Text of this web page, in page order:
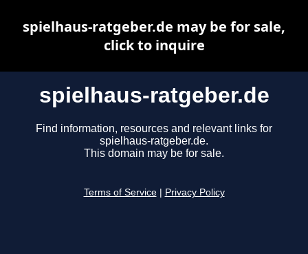
spielhaus-ratgeber.de
Find information, resources and relevant links for
spielhaus-ratgeber.de.
This domain may be for sale.
Terms of Service Privacy Policy
spielhaus-ratgeber.de may be for sale,
click to inquire